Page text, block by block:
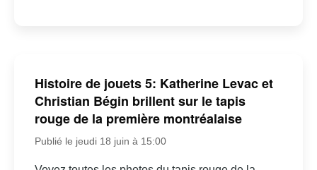
Histoire de jouets 5: Katherine Levac et
Christian Bégin brillent sur le tapis
rouge de la première montréalaise
Publié le jeudi 18 juin à 15:00